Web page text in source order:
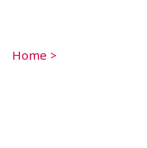
Home >